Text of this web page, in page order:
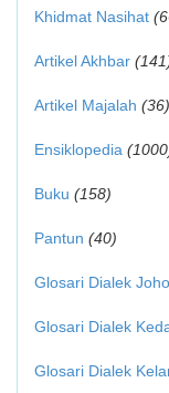
Khidmat Nasihat
Artikel Akhbar
Artikel Majalah (36)
Ensiklopedia
Buku (158)
Pantun (40)
Glosari Dialek
Glosari Dialek
Glosari Dialek